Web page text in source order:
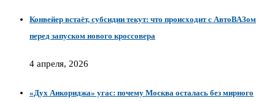
Конвейер встаёт, субсидии текут: что происходит с АвтоВАЗом
перед запуском нового кроссовера
4 апреля, 2026
«Дух Анкориджа» угас: почему Москва осталась без мирного